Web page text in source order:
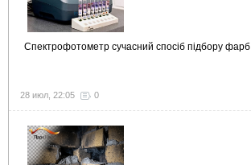
Спектрофотометр сучасний спосіб підбору фарб
28 июл, 22:05 0